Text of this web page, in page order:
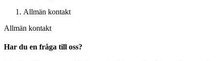
Allmän kontakt
Allmän kontakt
Har du en fråga till oss?